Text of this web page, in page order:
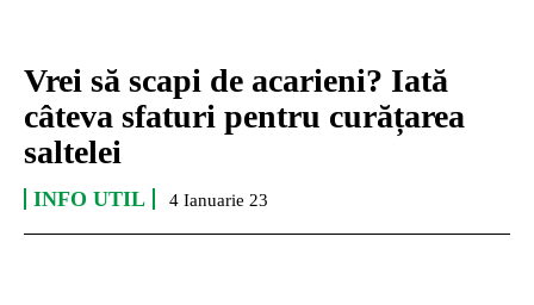
Vrei să scapi de acarieni? Iată
câteva sfaturi pentru curățarea
saltelei
INFO UTIL 4 Ianuarie 23